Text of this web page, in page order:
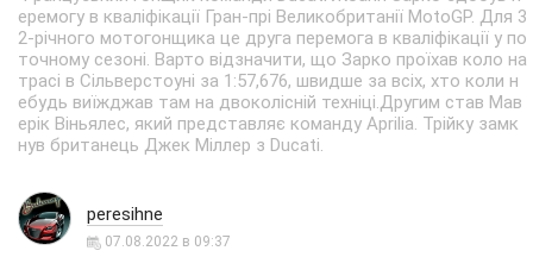
еремогу в кваліфікації Гран-прі Великобританії MotoGP. Для 3
2-річного мотогонщика це друга перемога в кваліфікації у по
точному сезоні. Варто відзначити, що Зарко проїхав коло на
трасі в Сільверстоуні за 1:57,676, швидше за всіх, хто коли н
ебудь виїжджав там на двоколісній техніці.Другим став Мав
ерік Віньялес, який представляє команду Aprilia. Трійку замк
нув британець Джек Міллер з Ducati.
peresihne
07.08.2022 в 09:37